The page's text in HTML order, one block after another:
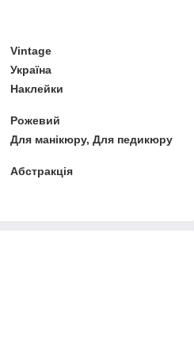
Vintage
Україна
Наклейки
Рожевий
Для манікюру, Для педикюру
Абстракція